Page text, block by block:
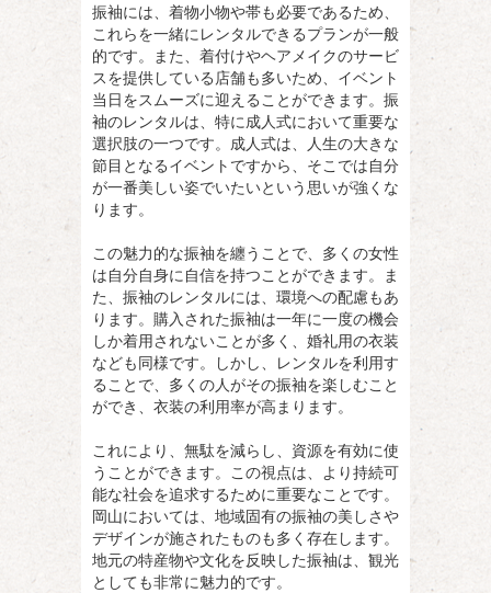
振袖には、着物小物や帯も必要であるため、
これらを一緒にレンタルできるプランが一般
的です。また、着付けやヘアメイクのサービ
スを提供している店舗も多いため、イベント
当日をスムーズに迎えることができます。振
袖のレンタルは、特に成人式において重要な
選択肢の一つです。成人式は、人生の大きな
節目となるイベントですから、そこでは自分
が一番美しい姿でいたいという思いが強くな
ります。
この魅力的な振袖を纏うことで、多くの女性
は自分自身に自信を持つことができます。ま
た、振袖のレンタルには、環境への配慮もあ
ります。購入された振袖は一年に一度の機会
しか着用されないことが多く、婚礼用の衣装
なども同様です。しかし、レンタルを利用す
ることで、多くの人がその振袖を楽しむこと
ができ、衣装の利用率が高まります。
これにより、無駄を減らし、資源を有効に使
うことができます。この視点は、より持続可
能な社会を追求するために重要なことです。
岡山においては、地域固有の振袖の美しさや
デザインが施されたものも多く存在します。
地元の特産物や文化を反映した振袖は、観光
としても非常に魅力的です。